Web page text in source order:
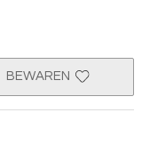
BEWAREN